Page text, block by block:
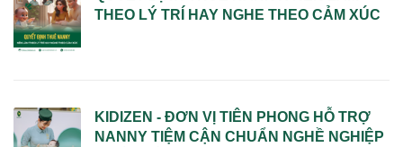
THEO LÝ TRÍ HAY NGHE THEO CẢM XÚC
KIDIZEN - ĐƠN VỊ TIÊN PHONG HỖ TRỢ
NANNY TIỆM CẬN CHUẨN NGHỀ NGHIỆP